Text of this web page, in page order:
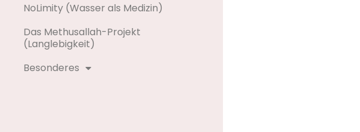
NoLimity (Wasser als Medizin)
Das Methusallah-Projekt
(Langlebigkeit)
Besonderes